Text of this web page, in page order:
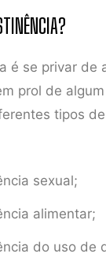
é se privar de
prol de
tipos
sexual;
alimentar;
do uso de